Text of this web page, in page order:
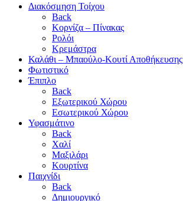
Διακόσμηση Τοίχου
Back
Κορνίζα – Πίνακας
Ρολόι
Κρεμάστρα
Καλάθι – Μπαούλο-Κουτί Αποθήκευσης
Φωτιστικό
Έπιπλο
Back
Εξωτερικού Χώρου
Εσωτερικού Χώρου
Υφασμάτινο
Back
Χαλί
Μαξιλάρι
Κουρτίνα
Παιχνίδι
Back
Δημιουργικό